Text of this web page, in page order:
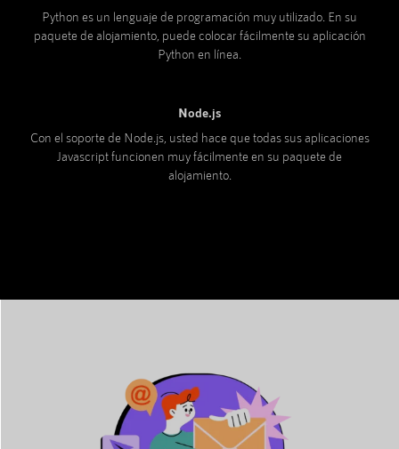
Python es un lenguaje de programación muy utilizado. En su
paquete de alojamiento, puede colocar fácilmente su aplicación
Python en línea.
Node.js
Con el soporte de Node.js, usted hace que todas sus aplicaciones
Javascript funcionen muy fácilmente en su paquete de
alojamiento.